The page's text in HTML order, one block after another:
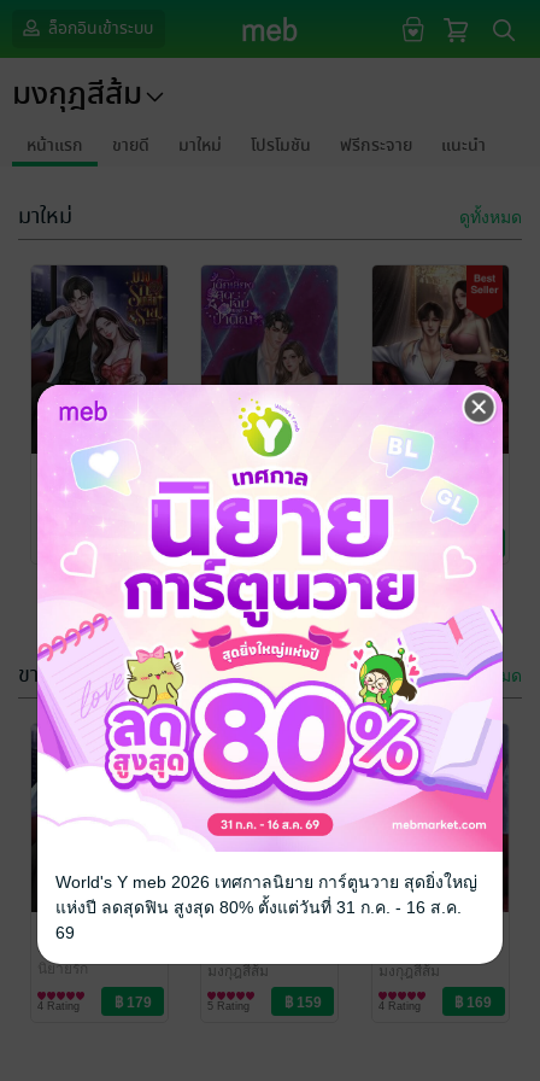
ล็อกอินเข้าระบบ
มงกุฎสีส้ม
หน้าแรก ขายดี มาใหม่ โปรโมชัน ฟรีกระจาย แนะนำ
มาใหม่ ดูทั้งหมด
บ่วงรักเภสัชร้าย
มงกุฎสีส้ม
นิยายรัก
4 Rating
เด็กเลี้ยงสุดเฉิ่ม
ของป๋าติณ
มงกุฎสีส้ม
นิยายโรมานซ์
4 Rating
กรงวิวาห์ไร้รัก
มงกุฎสีส้ม
นิยายรัก
9 Rating
ย้อนอดีตเปลี่ยน
มงกุฎสีส้ม
5 Rating
สัญญาเล่ห์ร้าย
รัก
มงกุฎสีส้ม
นิยายโรมานซ์
5 Rating
ขายดี ดูทั้งหมด
บ่วงรักเภสัชร้าย
มงกุฎสีส้ม
นิยายรัก
4 Rating
มงกุฎสีส้ม
นิยายโรมานซ์
5 Rating
มงกุฎสีส้ม
นิยายโรมานซ์
4 Rating
World's Y meb 2026 เทศกาลนิยาย การ์ตูนวาย สุดยิ่งใหญ่
แห่งปี ลดสุดฟิน สูงสุด 80% ตั้งแต่วันที่ 31 ก.ค. - 16 ส.ค.
69